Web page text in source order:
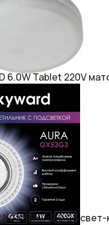
6.0W Tablet 220V
GX53H4-2.0 G3